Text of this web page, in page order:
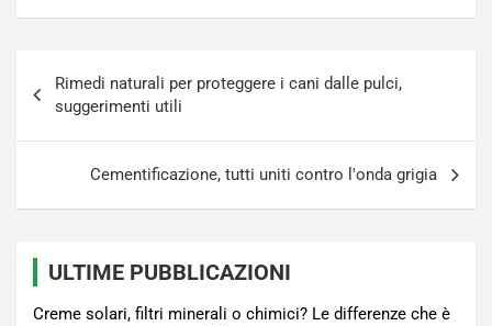
articoli
Rimedi naturali per proteggere i cani dalle pulci,
suggerimenti utili
Cementificazione, tutti uniti contro l'onda grigia
ULTIME PUBBLICAZIONI
Creme solari, filtri minerali o chimici? Le differenze che è